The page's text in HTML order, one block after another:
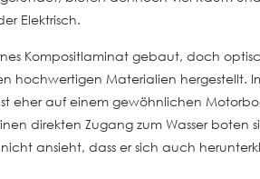
Elektrisch.
Kompositlaminat gebaut, doch
hochwertigen Materialien hergestellt.
eher auf einem gewöhnlichen
direkten Zugang zum Wasser boten
ansieht, dass er sich auch